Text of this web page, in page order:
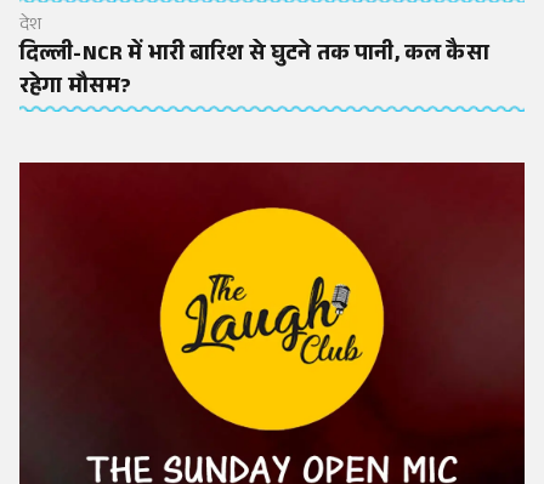
देश
दिल्ली-NCR में भारी बारिश से घुटने तक पानी, कल कैसा
रहेगा मौसम?